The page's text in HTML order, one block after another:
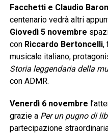
Facchetti e Claudio
centenario vedrà altri
Giovedì 5 novembre
con Riccardo Bertoncelli,
musicale italiano,
Storia leggendaria della
con ADMR.
Venerdì 6 novembre
grazie a Per un pugno di
partecipazione